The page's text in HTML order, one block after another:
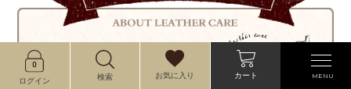
ログイン 検索 お気に入り カート MENU